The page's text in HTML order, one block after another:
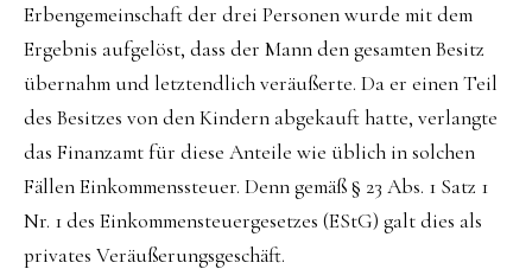
Erbengemeinschaft der drei Personen wurde mit dem
Ergebnis aufgelöst, dass der Mann den gesamten Besitz
übernahm und letztendlich veräußerte. Da er einen Teil
des Besitzes von den Kindern abgekauft hatte, verlangte
das Finanzamt für diese Anteile wie üblich in solchen
Fällen Einkommenssteuer. Denn gemäß § 23 Abs. 1 Satz 1
Nr. 1 des Einkommensteuergesetzes (EStG) galt dies als
privates Veräußerungsgeschäft.